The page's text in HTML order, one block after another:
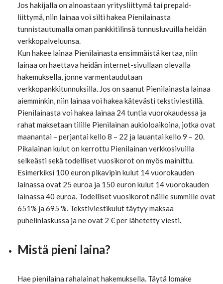
Jos hakijalla on ainoastaan yritysliittymä tai prepaid-
liittymä, niin lainaa voi silti hakea Pienilainasta
tunnistautumalla oman pankkitilinsä tunnusluvuilla heidän
verkkopalveluunsa.
Kun hakee lainaa Pienilainasta ensimmäistä kertaa, niin
lainaa on haettava heidän internet-sivullaan olevalla
hakemuksella, jonne varmentaudutaan
verkkopankkitunnuksilla. Jos on saanut Pienilainasta lainaa
aiemminkin, niin lainaa voi hakea kätevästi tekstiviestillä.
Pienilainasta voi hakea lainaa 24 tuntia vuorokaudessa ja
rahat maksetaan tilille Pienilainan aukioloaikoina, jotka ovat
maanantai – perjantai kello 8 – 22 ja lauantai kello 9 – 20.
Pikalainan kulut on kerrottu Pienilainan verkkosivuilla
selkeästi sekä todelliset vuosikorot on myös mainittu.
Esimerkiksi 100 euron pikavipin kulut 14 vuorokauden
lainassa ovat 25 euroa ja 150 euron kulut 14 vuorokauden
lainassa 40 euroa. Todelliset vuosikorot näille summille ovat
651% ja 695 %. Tekstiviestikulut täytyy maksaa
puhelinlaskussa ja ne ovat 2 € per lähetetty viesti.
Mistä pieni laina?
Hae pienilaina rahalainat hakemuksella. Täytä lomake